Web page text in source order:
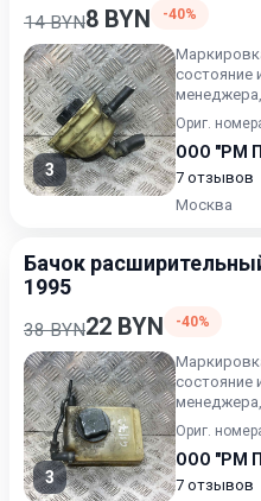
14 BYN8 BYN -40%
3
состояние
дней.
Ориг.
ООО "РМ
7 отзывов
Москва
Бачок
1995
38 BYN22 BYN -40%
3
состояние
дней.
Ориг.
ООО "РМ
7 отзывов